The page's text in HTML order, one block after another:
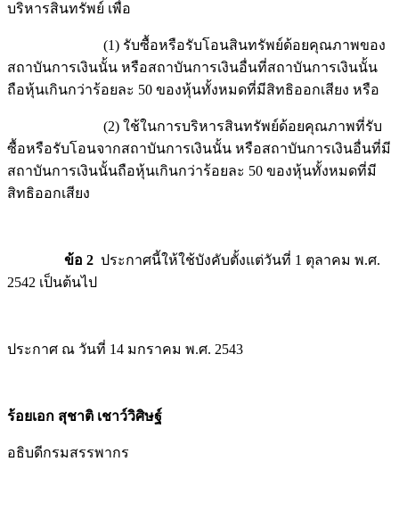
บริหารสินทรัพย์ เพื่อ
(1) รับซื้อหรือรับโอนสินทรัพย์ด้อยคุณภาพของ
สถาบันการเงินนั้น หรือสถาบันการเงินอื่นที่สถาบันการเงินนั้น
ถือหุ้นเกินกว่าร้อยละ 50 ของหุ้นทั้งหมดที่มีสิทธิออกเสียง หรือ
(2) ใช้ในการบริหารสินทรัพย์ด้อยคุณภาพที่รับ
ซื้อหรือรับโอนจากสถาบันการเงินนั้น หรือสถาบันการเงินอื่นที่มี
สถาบันการเงินนั้นถือหุ้นเกินกว่าร้อยละ 50 ของหุ้นทั้งหมดที่มี
สิทธิออกเสียง
ข้อ 2 ประกาศนี้ให้ใช้บังคับตั้งแต่วันที่ 1 ตุลาคม พ.ศ.
2542 เป็นต้นไป
ประกาศ ณ วันที่ 14 มกราคม พ.ศ. 2543
ร้อยเอก สุชาติ เชาว์วิศิษฐ์
อธิบดีกรมสรรพากร